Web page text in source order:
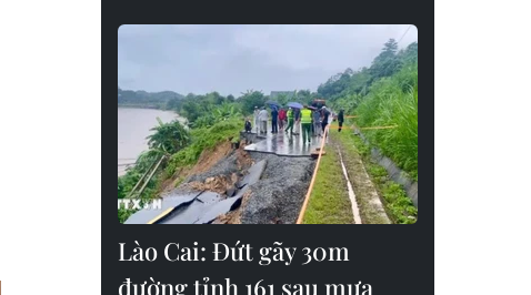
Lào Cai: Đứt gãy 30m
đường tỉnh 161 sau mưa